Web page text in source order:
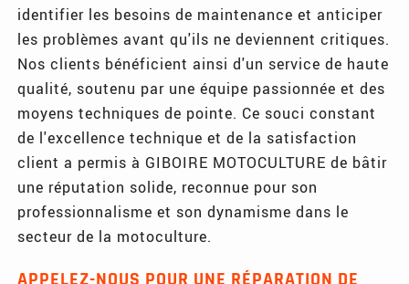
identifier les besoins de maintenance et anticiper
les problèmes avant qu'ils ne deviennent critiques.
Nos clients bénéficient ainsi d'un service de haute
qualité, soutenu par une équipe passionnée et des
moyens techniques de pointe. Ce souci constant
de l'excellence technique et de la satisfaction
client a permis à GIBOIRE MOTOCULTURE de bâtir
une réputation solide, reconnue pour son
professionnalisme et son dynamisme dans le
secteur de la motoculture.
APPELEZ-NOUS POUR UNE RÉPARATION DE